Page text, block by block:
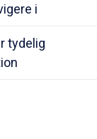
i
tydelig